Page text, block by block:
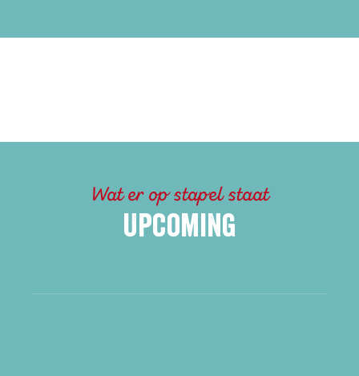
Wat er op stapel staat
Upcoming